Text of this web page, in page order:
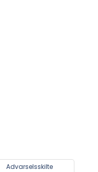
Advarselsskilte